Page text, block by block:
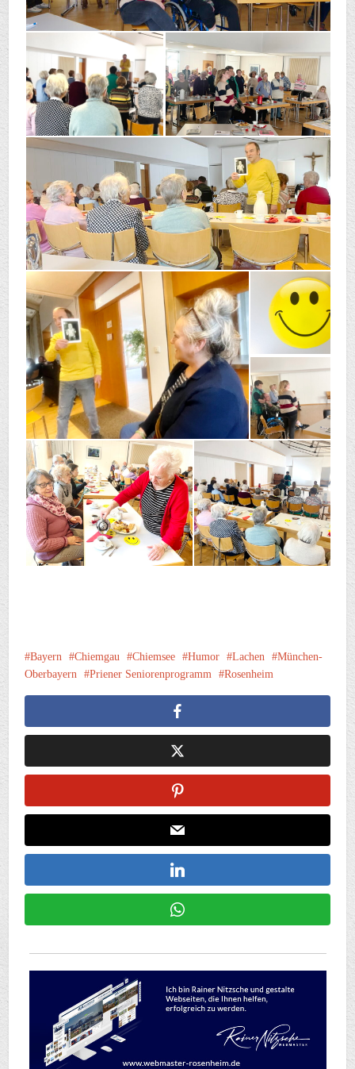
Bayern Chiemgau Chiemsee Humor Lachen
München-
Oberbayern
Priener Seniorenprogramm Rosenheim